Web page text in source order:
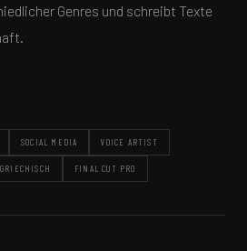
Genres und schreibt Texte
SOCIAL MEDIA VOICE ARTIST
GRIECHISCH FINAL CUT PRO